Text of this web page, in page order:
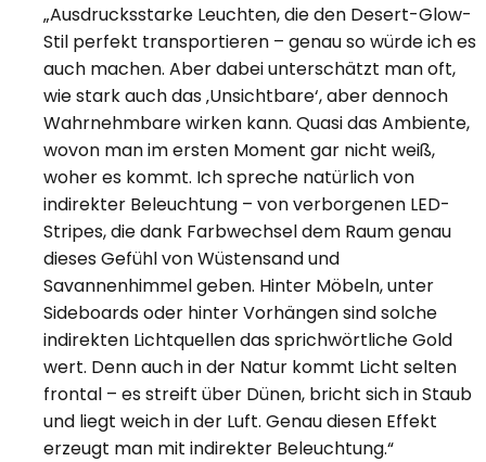
„Ausdrucksstarke Leuchten, die den Desert-Glow-
Stil perfekt transportieren – genau so würde ich es
auch machen. Aber dabei unterschätzt man oft,
wie stark auch das ‚Unsichtbare‘, aber dennoch
Wahrnehmbare wirken kann. Quasi das Ambiente,
wovon man im ersten Moment gar nicht weiß,
woher es kommt. Ich spreche natürlich von
indirekter Beleuchtung – von verborgenen LED-
Stripes, die dank Farbwechsel dem Raum genau
dieses Gefühl von Wüstensand und
Savannenhimmel geben. Hinter Möbeln, unter
Sideboards oder hinter Vorhängen sind solche
indirekten Lichtquellen das sprichwörtliche Gold
wert. Denn auch in der Natur kommt Licht selten
frontal – es streift über Dünen, bricht sich in Staub
und liegt weich in der Luft. Genau diesen Effekt
erzeugt man mit indirekter Beleuchtung.“